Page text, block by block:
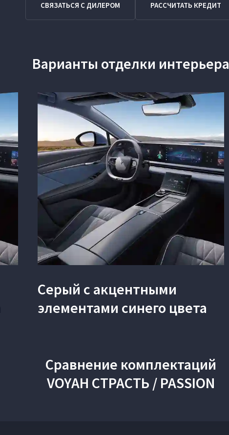
СВЯЗАТЬСЯ С ДИЛЕРОМ РАССЧИТАТЬ КРЕДИТ
Варианты отделки интерьера
Серый с акцентными
элементами синего цвета
Сравнение комплектаций
VOYAH СТРАСТЬ / PASSION